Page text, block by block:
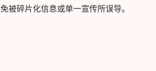
被碎片化信息或单一宣传所误导。